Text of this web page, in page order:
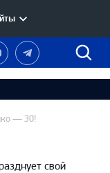
Наш
канал
Telegram
— 30!
свой